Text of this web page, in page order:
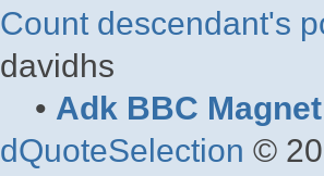
Count descendant's
davidhs
• Adk BBC Magnet
dQuoteSelection ©